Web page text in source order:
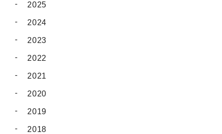
2025
2024
2023
2022
2021
2020
2019
2018